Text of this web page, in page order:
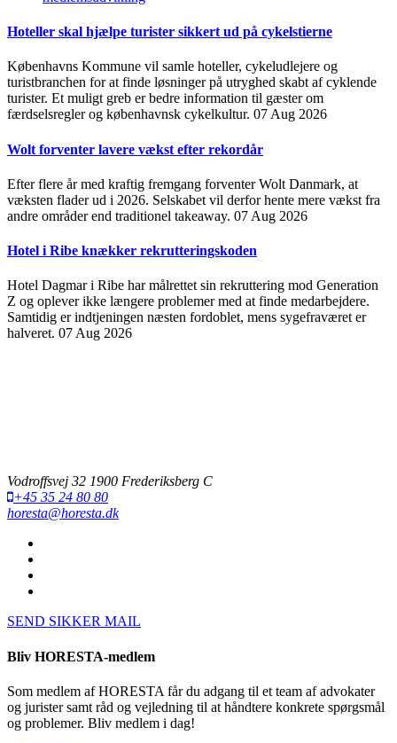
Hoteller skal hjælpe turister sikkert ud på cykelstierne
Københavns Kommune vil samle hoteller, cykeludlejere og
turistbranchen for at finde løsninger på utryghed skabt af cyklende
turister. Et muligt greb er bedre information til gæster om
færdselsregler og københavnsk cykelkultur. 07 Aug 2026
Wolt forventer lavere vækst efter rekordår
Efter flere år med kraftig fremgang forventer Wolt Danmark, at
væksten flader ud i 2026. Selskabet vil derfor hente mere vækst fra
andre områder end traditionel takeaway. 07 Aug 2026
Hotel i Ribe knækker rekrutteringskoden
Hotel Dagmar i Ribe har målrettet sin rekruttering mod Generation
Z og oplever ikke længere problemer med at finde medarbejdere.
Samtidig er indtjeningen næsten fordoblet, mens sygefraværet er
halveret. 07 Aug 2026
Vodroffsvej 32 1900 Frederiksberg C
+45 35 24 80 80
horesta@horesta.dk
SEND SIKKER MAIL
Bliv HORESTA-medlem
Som medlem af HORESTA får du adgang til et team af advokater
og jurister samt råd og vejledning til at håndtere konkrete spørgsmål
og problemer. Bliv medlem i dag!